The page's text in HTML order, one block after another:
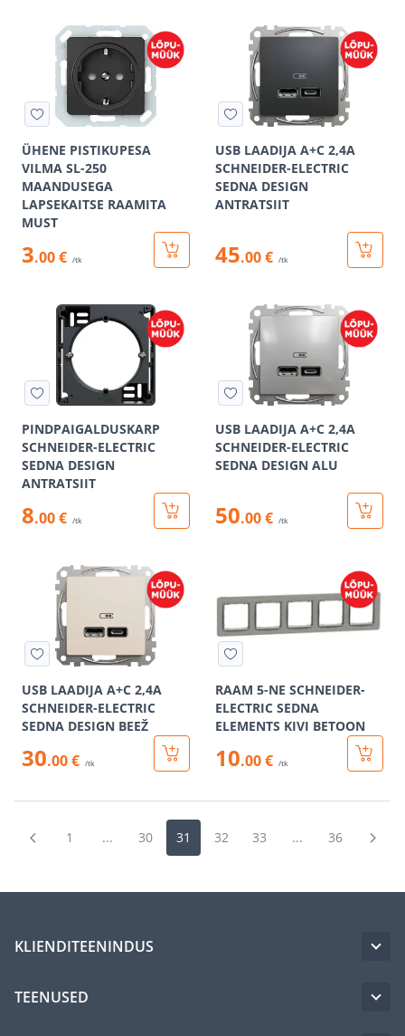
ÜHENE PISTIKUPESA
VILMA SL-250
MAANDUSEGA
LAPSEKAITSE RAAMITA
MUST
3.00 € /tk
USB LAADIJA A+C 2,4A
SCHNEIDER-ELECTRIC
SEDNA DESIGN
ANTRATSIIT
45.00 € /tk
PINDPAIGALDUSKARP
SCHNEIDER-ELECTRIC
SEDNA DESIGN
ANTRATSIIT
8.00 € /tk
USB LAADIJA A+C 2,4A
SCHNEIDER-ELECTRIC
SEDNA DESIGN ALU
50.00 € /tk
USB LAADIJA A+C 2,4A
SCHNEIDER-ELECTRIC
SEDNA DESIGN BEEŽ
30.00 € /tk
RAAM 5-NE SCHNEIDER-
ELECTRIC SEDNA
ELEMENTS KIVI BETOON
10.00 € /tk
1 ... 30 31 32 33 ... 36
KLIENDITEENINDUS
TEENUSED